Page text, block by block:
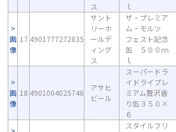
ス
ｌ
画
像
17 4901777272835
サント
リーホ
ールデ
ィング
ス
ザ・プレミア
ム・モルツ
フェスト記念
缶 ５００ｍ
ｌ
画
像
18 4901004025746
アサヒ
ビール
スーパードラ
イドライプレ
ミアム贅沢香
り缶３５０×
６
スタイルフリ